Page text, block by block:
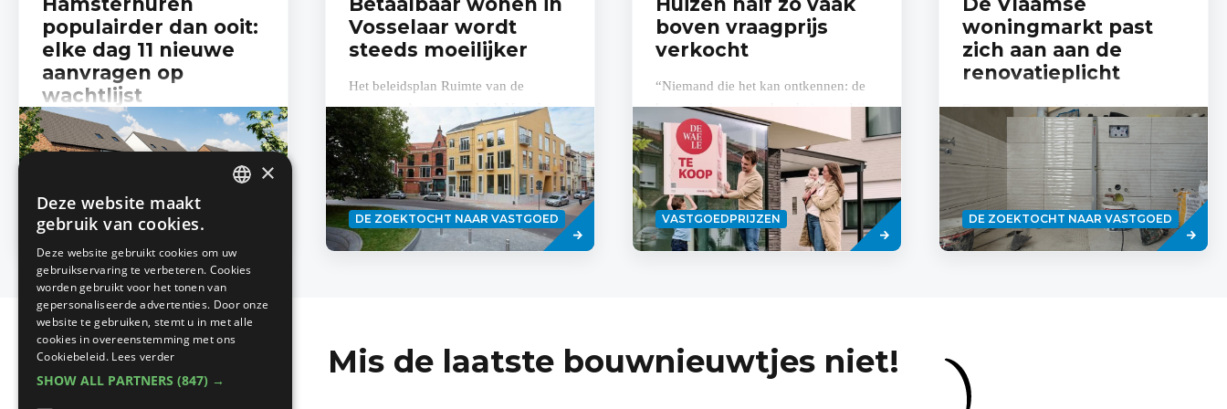
populairder dan ooit:
elke dag 11 nieuwe
aanvragen op
wachtlijst
Amper vijf jaar na de lancering zit
Hamsterhuren® stevig in de lift in ons
land. Al 300 Belgische gezinnen huren
vandaag op die manier hun
toekomstige...
HUREN EN VERHUREN
Vosselaar wordt
steeds moeilijker
Het beleidsplan Ruimte van de
provincie Antwerpen duidt Vosselaar
aan als een stedelijke dorpskern. Dit
wil zeggen dat Vosselaar in de
toekomst de...
DE ZOEKTOCHT NAAR VASTGOEDLees
meer
boven vraagprijs
verkocht
“Niemand die het kan ontkennen: de
hype op de vastgoedmarkt is voorbij
en zal niet meteen terugkeren.” Dat
zegt Filip Dewaele, gedelegeerd
bestuurder...
VASTGOEDPRIJZEN
Lees
meer
woningmarkt past
zich aan aan de
renovatieplicht
De vastgoedmarkt in Vlaanderen heeft
een daling van 9,2% in het aantal
vastgoedtransacties gezien in de eerste
drie maanden van het jaar, volgens
de...
DE ZOEKTOCHT NAAR VASTGOEDLees
meer
Mis de laatste bouwnieuwtjes niet!
×
Deze website maakt
gebruik van cookies.
Deze website gebruikt cookies om uw
gebruikservaring te verbeteren. Cookies
worden gebruikt voor het tonen van
gepersonaliseerde advertenties. Door onze
website te gebruiken, stemt u in met alle
cookies in overeenstemming met ons
Cookiebeleid. Lees verder
SHOW ALL PARTNERS (847) →